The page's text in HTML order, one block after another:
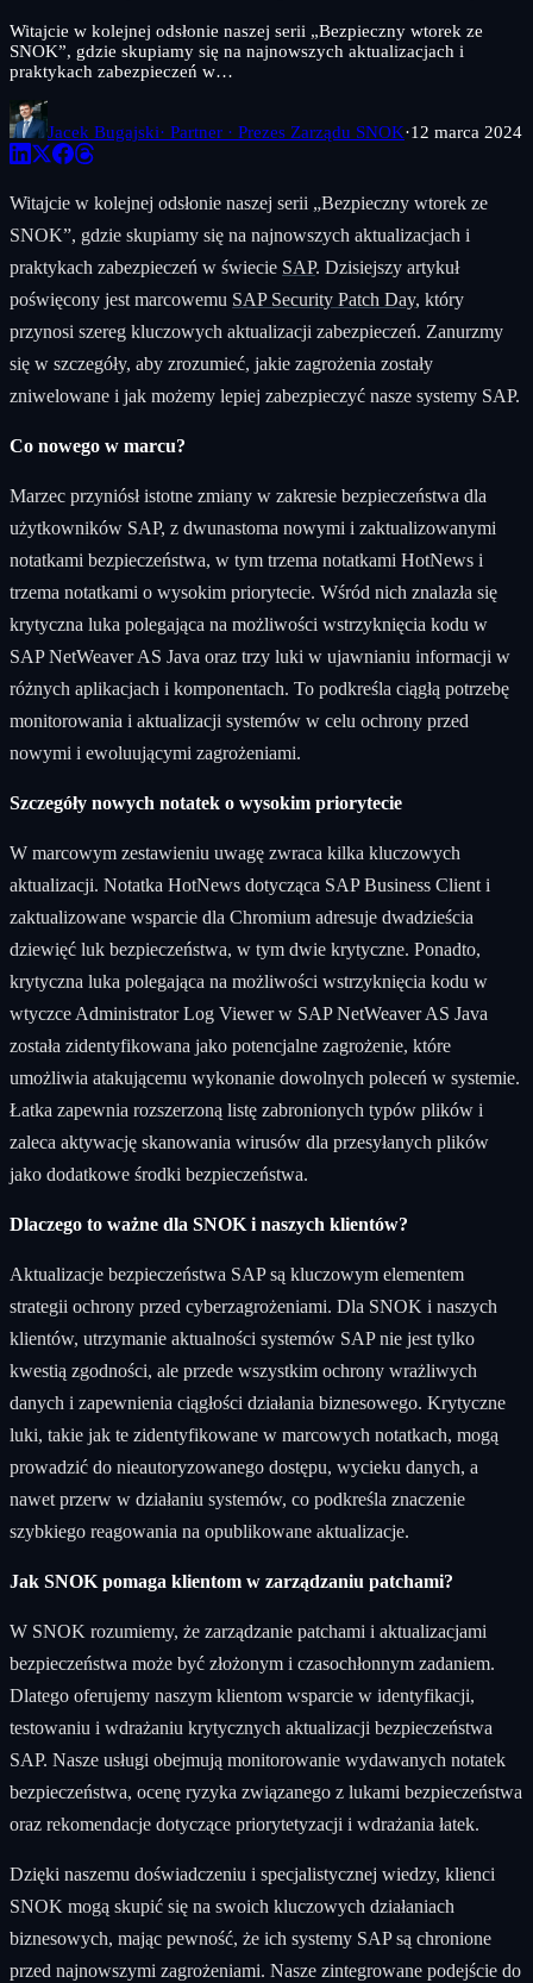
Witajcie w kolejnej odsłonie naszej serii „Bezpieczny wtorek ze
SNOK”, gdzie skupiamy się na najnowszych aktualizacjach i
praktykach zabezpieczeń w…
Jacek Bugajski· Partner · Prezes Zarządu SNOK·12 marca 2024
Witajcie w kolejnej odsłonie naszej serii „Bezpieczny wtorek ze
SNOK”, gdzie skupiamy się na najnowszych aktualizacjach i
praktykach zabezpieczeń w świecie SAP. Dzisiejszy artykuł
poświęcony jest marcowemu SAP Security Patch Day, który
przynosi szereg kluczowych aktualizacji zabezpieczeń. Zanurzmy
się w szczegóły, aby zrozumieć, jakie zagrożenia zostały
zniwelowane i jak możemy lepiej zabezpieczyć nasze systemy SAP.
Co nowego w marcu?
Marzec przyniósł istotne zmiany w zakresie bezpieczeństwa dla
użytkowników SAP, z dwunastoma nowymi i zaktualizowanymi
notatkami bezpieczeństwa, w tym trzema notatkami HotNews i
trzema notatkami o wysokim priorytecie. Wśród nich znalazła się
krytyczna luka polegająca na możliwości wstrzyknięcia kodu w
SAP NetWeaver AS Java oraz trzy luki w ujawnianiu informacji w
różnych aplikacjach i komponentach. To podkreśla ciągłą potrzebę
monitorowania i aktualizacji systemów w celu ochrony przed
nowymi i ewoluującymi zagrożeniami.
Szczegóły nowych notatek o wysokim priorytecie
W marcowym zestawieniu uwagę zwraca kilka kluczowych
aktualizacji. Notatka HotNews dotycząca SAP Business Client i
zaktualizowane wsparcie dla Chromium adresuje dwadzieścia
dziewięć luk bezpieczeństwa, w tym dwie krytyczne. Ponadto,
krytyczna luka polegająca na możliwości wstrzyknięcia kodu w
wtyczce Administrator Log Viewer w SAP NetWeaver AS Java
została zidentyfikowana jako potencjalne zagrożenie, które
umożliwia atakującemu wykonanie dowolnych poleceń w systemie.
Łatka zapewnia rozszerzoną listę zabronionych typów plików i
zaleca aktywację skanowania wirusów dla przesyłanych plików
jako dodatkowe środki bezpieczeństwa.
Dlaczego to ważne dla SNOK i naszych klientów?
Aktualizacje bezpieczeństwa SAP są kluczowym elementem
strategii ochrony przed cyberzagrożeniami. Dla SNOK i naszych
klientów, utrzymanie aktualności systemów SAP nie jest tylko
kwestią zgodności, ale przede wszystkim ochrony wrażliwych
danych i zapewnienia ciągłości działania biznesowego. Krytyczne
luki, takie jak te zidentyfikowane w marcowych notatkach, mogą
prowadzić do nieautoryzowanego dostępu, wycieku danych, a
nawet przerw w działaniu systemów, co podkreśla znaczenie
szybkiego reagowania na opublikowane aktualizacje.
Jak SNOK pomaga klientom w zarządzaniu patchami?
W SNOK rozumiemy, że zarządzanie patchami i aktualizacjami
bezpieczeństwa może być złożonym i czasochłonnym zadaniem.
Dlatego oferujemy naszym klientom wsparcie w identyfikacji,
testowaniu i wdrażaniu krytycznych aktualizacji bezpieczeństwa
SAP. Nasze usługi obejmują monitorowanie wydawanych notatek
bezpieczeństwa, ocenę ryzyka związanego z lukami bezpieczeństwa
oraz rekomendacje dotyczące priorytetyzacji i wdrażania łatek.
Dzięki naszemu doświadczeniu i specjalistycznej wiedzy, klienci
SNOK mogą skupić się na swoich kluczowych działaniach
biznesowych, mając pewność, że ich systemy SAP są chronione
przed najnowszymi zagrożeniami. Nasze zintegrowane podejście do